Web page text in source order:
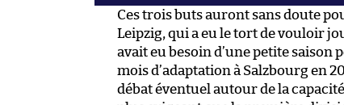
Ces trois buts auront sans doute
Leipzig, qui a eu le tort de vouloir
avait eu besoin d’une petite saison
mois d’adaptation à Salzbourg en
débat éventuel autour de la